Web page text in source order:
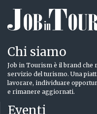
Chi siamo
Job in Tourism è il brand che
servizio del turismo. Una
lavorare, individuare
e rimanere aggiornati.
Eventi